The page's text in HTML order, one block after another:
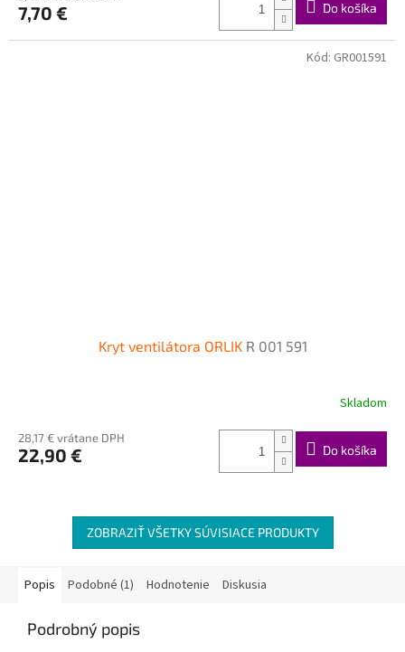
7,70 € Do košíka
Kryt ventilátora ORLIK R 001 591
Skladom
28,17 € vrátane DPH
22,90 € Do košíka
Kód: GR001591
ZOBRAZIŤ VŠETKY SÚVISIACE PRODUKTY
Popis Podobné (1) Hodnotenie Diskusia
Podrobný popis